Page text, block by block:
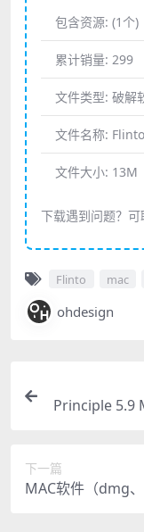
包含资源: (1个)
累计销量: 299
文件类型: 破解
文件名称: Flinto
文件大小: 13M
下载遇到问题？
Flinto mac
ohdesign
Principle 5.9
下一篇
MAC软件（dmg